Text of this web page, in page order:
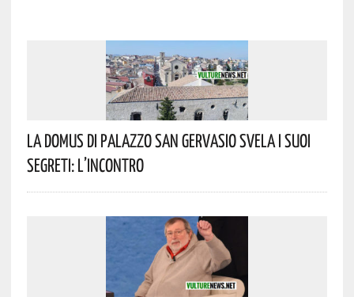
La Domus Di Palazzo San Gervasio Svela I Suoi
Segreti: L’incontro